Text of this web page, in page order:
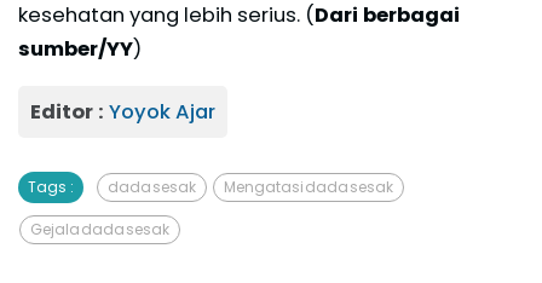
kesehatan yang lebih serius. (Dari berbagai
sumber/YY)
Editor : Yoyok Ajar
Tags : dada sesak Mengatasi dada sesak
Gejala dada sesak